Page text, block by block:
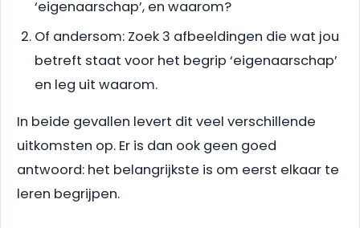
‘eigenaarschap’, en waarom?
Of andersom: Zoek 3 afbeeldingen die wat jou
betreft staat voor het begrip ‘eigenaarschap’
en leg uit waarom.
In beide gevallen levert dit veel verschillende
uitkomsten op. Er is dan ook geen goed
antwoord: het belangrijkste is om eerst elkaar te
leren begrijpen.